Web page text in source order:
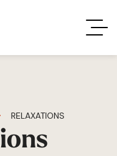
RELAXATIONS